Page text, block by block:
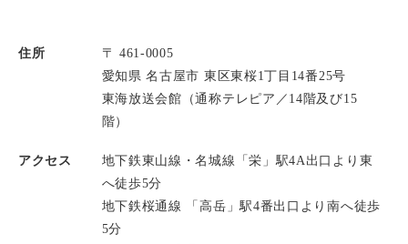
住所
〒 461-0005
愛知県 名古屋市 東区東桜1丁目14番25号
東海放送会館（通称テレピア／14階及び15
階）
アクセス
地下鉄東山線・名城線「栄」駅4A出口より東
へ徒歩5分
地下鉄桜通線 「高岳」駅4番出口より南へ徒歩
5分